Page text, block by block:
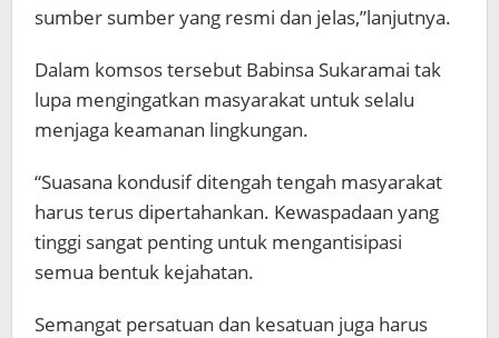
sumber sumber yang resmi dan jelas,”lanjutnya.
Dalam komsos tersebut Babinsa Sukaramai tak
lupa mengingatkan masyarakat untuk selalu
menjaga keamanan lingkungan.
“Suasana kondusif ditengah tengah masyarakat
harus terus dipertahankan. Kewaspadaan yang
tinggi sangat penting untuk mengantisipasi
semua bentuk kejahatan.
Semangat persatuan dan kesatuan juga harus